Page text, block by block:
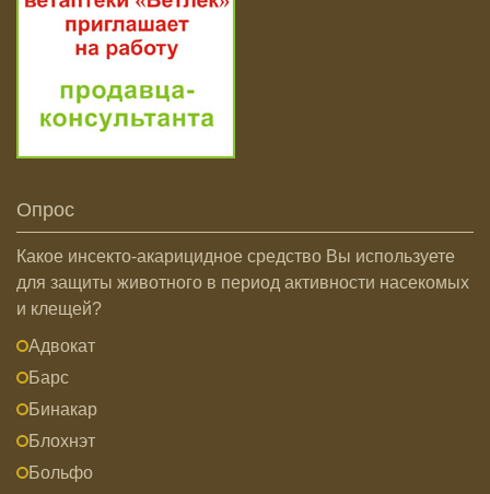
Опрос
Какое инсекто-акарицидное средство Вы используете
для защиты животного в период активности насекомых
и клещей?
Адвокат
Барс
Бинакар
Блохнэт
Больфо